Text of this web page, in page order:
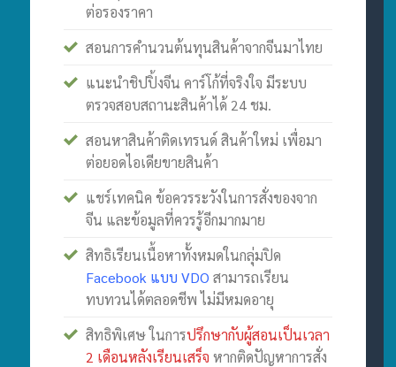
ต่อรองราคา
สอนการคำนวนต้นทุนสินค้าจากจีนมาไทย
แนะนำชิปปิ้งจีน คาร์โก้ที่จริงใจ มีระบบ
ตรวจสอบสถานะสินค้าได้ 24 ชม.
สอนหาสินค้าติดเทรนด์ สินค้าใหม่ เพื่อมา
ต่อยอดไอเดียขายสินค้า
แชร์เทคนิค ข้อควรระวังในการสั่งของจาก
จีน และข้อมูลที่ควรรู้อีกมากมาย
สิทธิเรียนเนื้อหาทั้งหมดในกลุ่มปิด
Facebook แบบ VDO สามารถเรียน
ทบทวนได้ตลอดชีพ ไม่มีหมดอายุ
สิทธิพิเศษ ในการปรึกษากับผู้สอนเป็นเวลา
2 เดือนหลังเรียนเสร็จ หากติดปัญหาการสั่ง